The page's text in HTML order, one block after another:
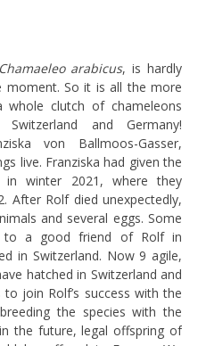
Chamaeleo arabicus, is hardly
moment. So it is all the more
clutch of chameleons
and Germany!
von Ballmoos-Gasser,
live. Franziska had given the
winter 2021, where they
After Rolf died unexpectedly,
and several eggs. Some
to a good friend of Rolf in
in Switzerland. Now 9 agile,
hatched in Switzerland and
join Rolf’s success with the
the species with the
the future, legal offspring of